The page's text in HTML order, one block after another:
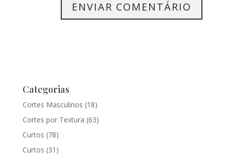
Categorias
Cortes Masculinos (18)
Cortes por Textura (63)
Curtos (78)
Curtos (31)